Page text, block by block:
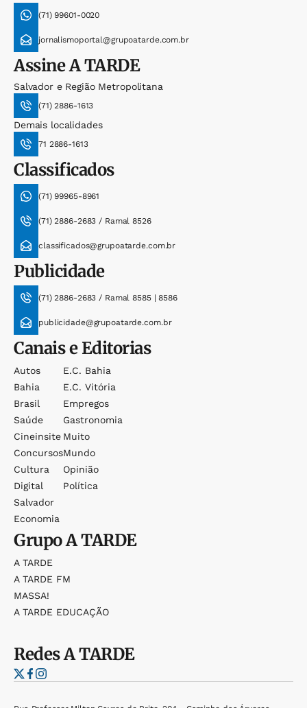
(71) 99601-0020
jornalismoportal@grupoatarde.com.br
AssineA TARDE
Salvador e Região Metropolitana
(71) 2886-1613
Demais localidades
71 2886-1613
Classificados
(71) 99965-8961
(71) 2886-2683 / Ramal 8526
classificados@grupoatarde.com.br
Publicidade
(71) 2886-2683 / Ramal 8585 | 8586
publicidade@grupoatarde.com.br
Canais e Editorias
Autos
Bahia
Brasil
Saúde
Cineinsite
Concursos
Cultura
Digital
Salvador
Economia
E.c. Bahia
E.c. Vitória
Empregos
Gastronomia
Muito
Mundo
Opinião
Política
GrupoA TARDE
A TARDE
A TARDE FM
MASSA!
A TARDE EDUCAÇÃO
RedesA TARDE